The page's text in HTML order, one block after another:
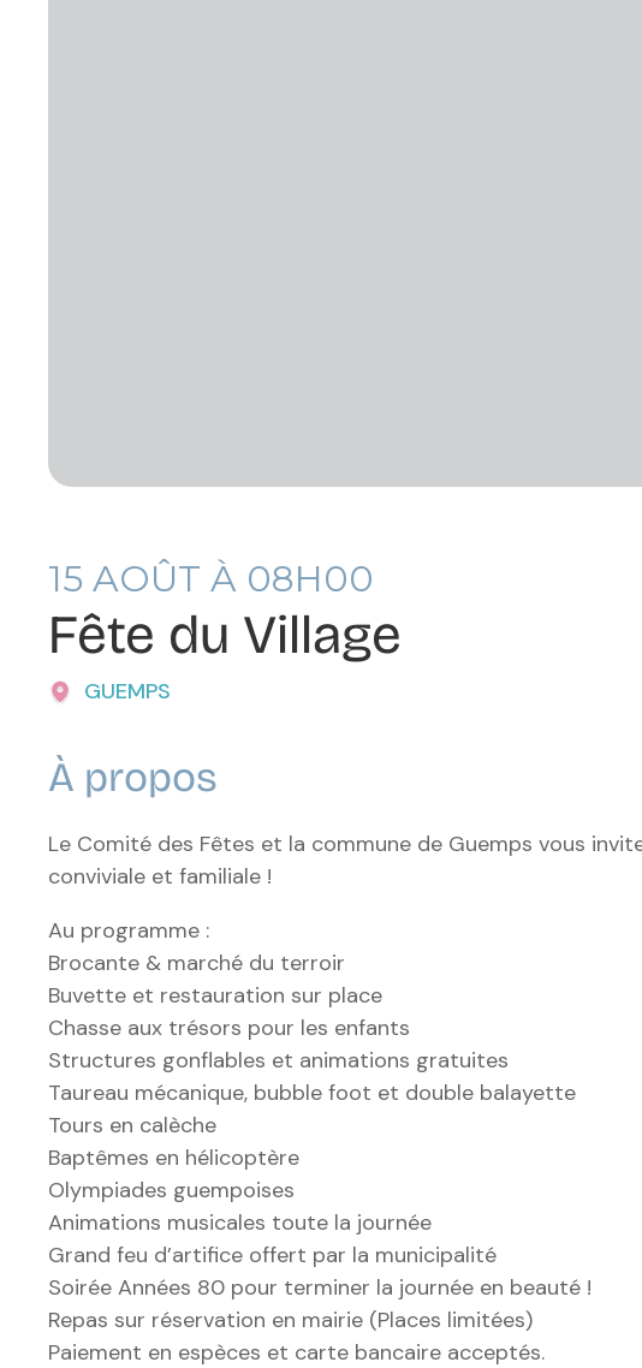
15 AOÛT À 08H00
Fête du Village
GUEMPS
À propos
Le Comité des Fêtes et la commune de Guemps vous
conviviale et familiale !
Au programme :
Brocante & marché du terroir
Buvette et restauration sur place
Chasse aux trésors pour les enfants
Structures gonflables et animations gratuites
Taureau mécanique, bubble foot et double balayette
Tours en calèche
Baptêmes en hélicoptère
Olympiades guempoises
Animations musicales toute la journée
Grand feu d’artifice offert par la municipalité
Soirée Années 80 pour terminer la journée en beauté !
Repas sur réservation en mairie (Places limitées)
Paiement en espèces et carte bancaire acceptés.